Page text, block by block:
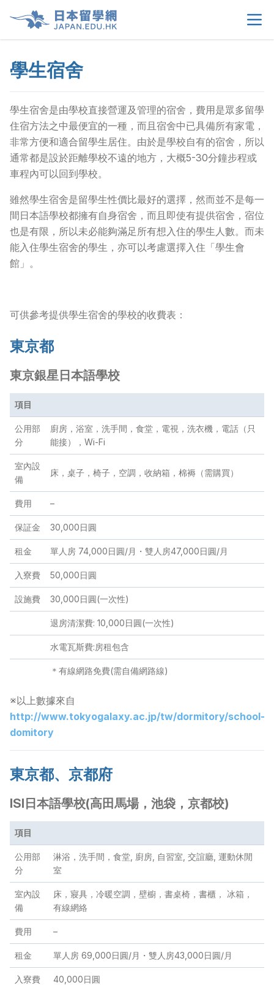
首頁
留學選擇 >
學生須知
生活情報 >
租屋資訊 >
聯絡我們
學生宿舍
學生宿舍是由學校直接營運及管理的宿舍，費用是眾多留學
住宿方法之中最便宜的一種，而且宿舍中已具備所有家電，
非常方便和適合留學生居住。由於是學校自有的宿舍，所以
通常都是設於距離學校不遠的地方，大概5-30分鐘步程或
車程內可以回到學校。
雖然學生宿舍是留學生性價比最好的選擇，然而並不是每一
間日本語學校都擁有自身宿舍，而且即使有提供宿舍，宿位
也是有限，所以未必能夠滿足所有想入住的學生人數。而未
能入住學生宿舍的學生，亦可以考慮選擇入住「學生會
館」。
可供參考提供學生宿舍的學校的收費表：
東京都
東京銀星日本語學校
項目
公用部
分
廚房，浴室，洗手間，食堂，電視，洗衣機，電話（只
能接），Wi-Fi
室內設
備
床，桌子，椅子，空調，收納箱，棉褥（需購買）
費用 –
保証金 30,000日圓
租金 單人房 74,000日圓/月・雙人房47,000日圓/月
入寮費 50,000日圓
設施費 30,000日圓(一次性)
退房清潔費: 10,000日圓(一次性)
水電瓦斯費:房租包含
＊有線網路免費(需自備網路線)
※以上數據來自
http://www.tokyogalaxy.ac.jp/tw/dormitory/school-
domitory
東京都、京都府
ISI日本語學校(高田馬場，池袋，京都校)
項目
公用部
分
淋浴，洗手間，食堂, 廚房, 自習室, 交誼廳, 運動休閒
室
室內設
備
床，寢具，冷暖空調，壁櫥，書桌椅，書櫃， 冰箱，
有線網絡
費用 –
租金 單人房 69,000日圓/月・雙人房43,000日圓/月
入寮費 40,000日圓